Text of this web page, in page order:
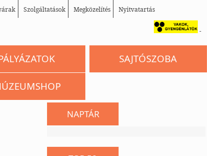
Szolgáltatások Megközelítés Nyitvatartás
-
SAJTÓSZOBA
NAPTÁR